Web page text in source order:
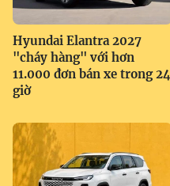
Hyundai Elantra 2027
"cháy hàng" với hơn
11.000 đơn bán xe trong 24
giờ